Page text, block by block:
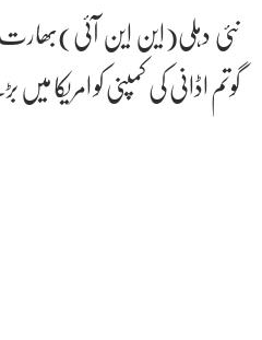
نئی دہلی(این این
گوتم اڈانی کی کمپنی کو